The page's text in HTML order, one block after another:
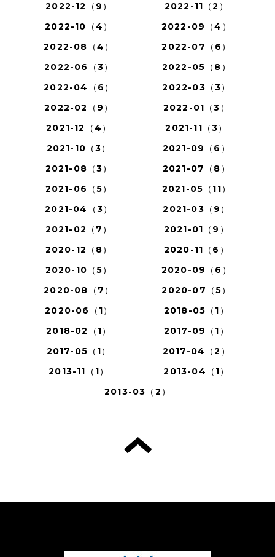
2022-12（9）
2022-11（2）
2022-10（4）
2022-09（4）
2022-08（4）
2022-07（6）
2022-06（3）
2022-05（8）
2022-04（6）
2022-03（3）
2022-02（9）
2022-01（3）
2021-12（4）
2021-11（3）
2021-10（3）
2021-09（6）
2021-08（3）
2021-07（8）
2021-06（5）
2021-05（11）
2021-04（3）
2021-03（9）
2021-02（7）
2021-01（9）
2020-12（8）
2020-11（6）
2020-10（5）
2020-09（6）
2020-08（7）
2020-07（5）
2020-06（1）
2018-05（1）
2018-02（1）
2017-09（1）
2017-05（1）
2017-04（2）
2013-11（1）
2013-04（1）
2013-03（2）